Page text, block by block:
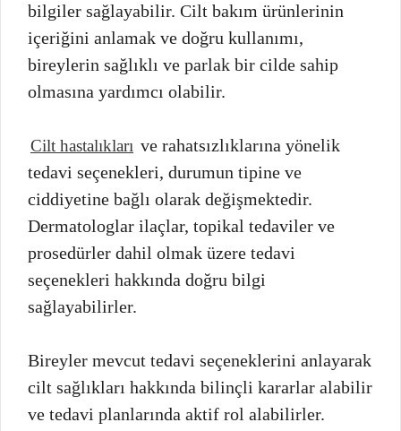
bilgiler sağlayabilir. Cilt bakım ürünlerinin
içeriğini anlamak ve doğru kullanımı,
bireylerin sağlıklı ve parlak bir cilde sahip
olmasına yardımcı olabilir.
Cilt hastalıkları ve rahatsızlıklarına yönelik
tedavi seçenekleri, durumun tipine ve
ciddiyetine bağlı olarak değişmektedir.
Dermatologlar ilaçlar, topikal tedaviler ve
prosedürler dahil olmak üzere tedavi
seçenekleri hakkında doğru bilgi
sağlayabilirler.
Bireyler mevcut tedavi seçeneklerini anlayarak
cilt sağlıkları hakkında bilinçli kararlar alabilir
ve tedavi planlarında aktif rol alabilirler.